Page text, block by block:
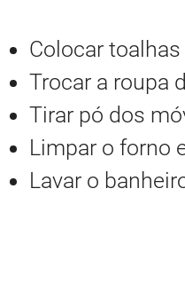
Colocar
Trocar a roupa
Tirar pó dos
Limpar o forno
Lavar o